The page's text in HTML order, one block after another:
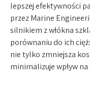
lepszej efektywności
przez Marine
silnikiem z włókna
porównaniu do ich
nie tylko zmniejsza
minimalizuje wpływ